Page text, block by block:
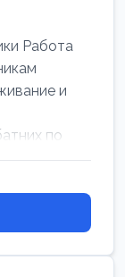
Работа
и
по